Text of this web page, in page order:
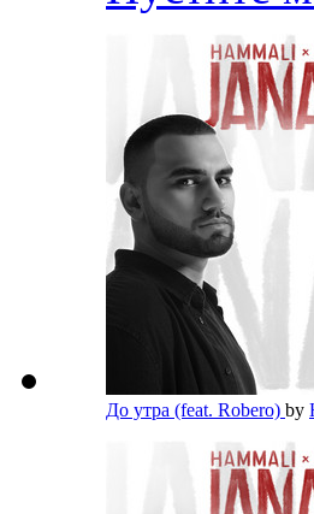
До утра (feat. Robero) by